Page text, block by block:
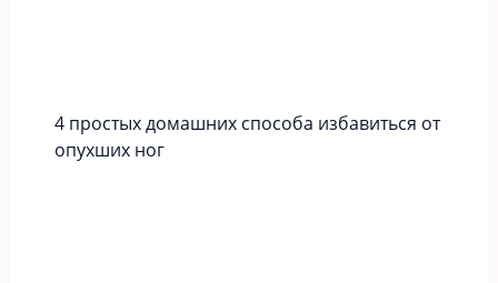
4 простых домашних способа избавиться от
опухших ног